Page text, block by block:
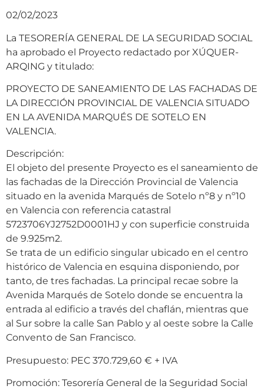
02/02/2023
La TESORERÍA GENERAL DE LA SEGURIDAD SOCIAL
ha aprobado el Proyecto redactado por XÚQUER-
ARQING y titulado:
PROYECTO DE SANEAMIENTO DE LAS FACHADAS DE
LA DIRECCIÓN PROVINCIAL DE VALENCIA SITUADO
EN LA AVENIDA MARQUÉS DE SOTELO EN
VALENCIA.
Descripción:
El objeto del presente Proyecto es el saneamiento de
las fachadas de la Dirección Provincial de Valencia
situado en la avenida Marqués de Sotelo nº8 y nº10
en Valencia con referencia catastral
5723706YJ2752D0001HJ y con superficie construida
de 9.925m2.
Se trata de un edificio singular ubicado en el centro
histórico de Valencia en esquina disponiendo, por
tanto, de tres fachadas. La principal recae sobre la
Avenida Marqués de Sotelo donde se encuentra la
entrada al edificio a través del chaflán, mientras que
al Sur sobre la calle San Pablo y al oeste sobre la Calle
Convento de San Francisco.
Presupuesto: PEC 370.729,60 € + IVA
Promoción: Tesorería General de la Seguridad Social